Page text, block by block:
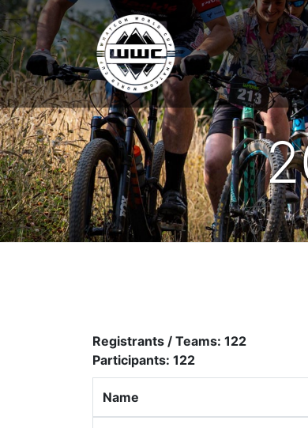
Registrants / Teams: 122
Participants: 122
Name